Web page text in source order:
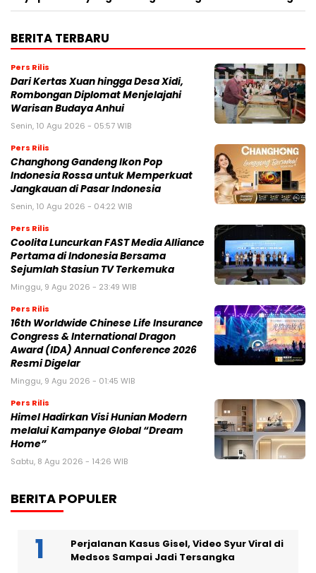
BERITA TERBARU
Pers Rilis
Dari Kertas Xuan hingga Desa Xidi,
Rombongan Diplomat Menjelajahi
Warisan Budaya Anhui
Senin, 10 Agu 2026 - 05:57 WIB
Pers Rilis
Changhong Gandeng Ikon Pop
Indonesia Rossa untuk Memperkuat
Jangkauan di Pasar Indonesia
Senin, 10 Agu 2026 - 04:22 WIB
Pers Rilis
Coolita Luncurkan FAST Media Alliance
Pertama di Indonesia Bersama
Sejumlah Stasiun TV Terkemuka
Minggu, 9 Agu 2026 - 23:49 WIB
Pers Rilis
16th Worldwide Chinese Life Insurance
Congress & International Dragon
Award (IDA) Annual Conference 2026
Resmi Digelar
Minggu, 9 Agu 2026 - 01:45 WIB
Pers Rilis
Himel Hadirkan Visi Hunian Modern
melalui Kampanye Global “Dream
Home”
Sabtu, 8 Agu 2026 - 14:26 WIB
BERITA POPULER
Perjalanan Kasus Gisel, Video Syur Viral di
Medsos Sampai Jadi Tersangka